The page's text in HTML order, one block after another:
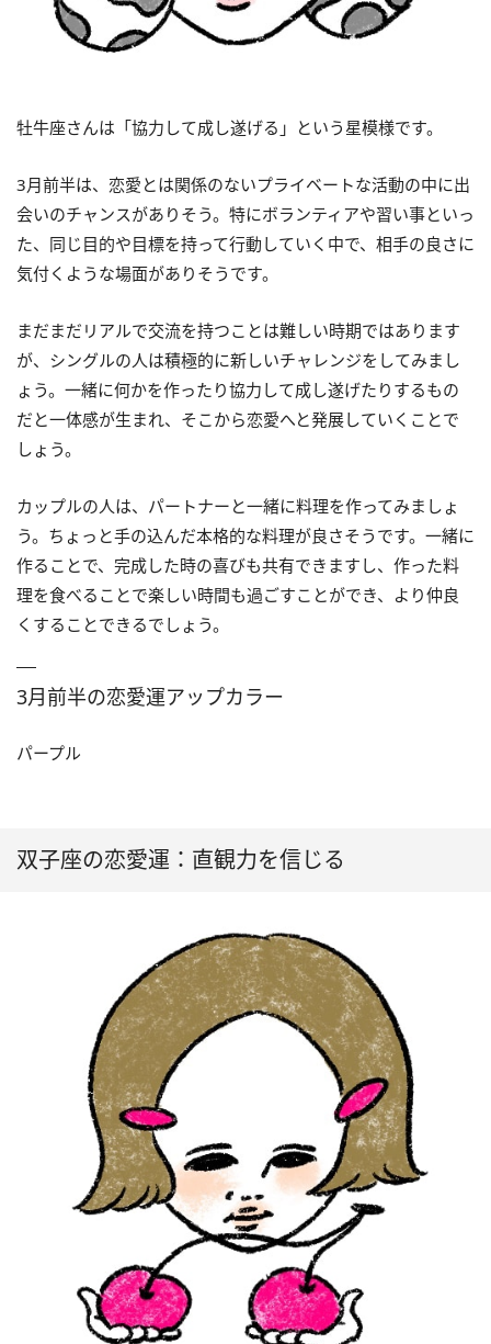
牡牛座さんは「協力して成し遂げる」という星模様です。
3月前半は、恋愛とは関係のないプライベートな活動の中に出
会いのチャンスがありそう。特にボランティアや習い事といっ
た、同じ目的や目標を持って行動していく中で、相手の良さに
気付くような場面がありそうです。
まだまだリアルで交流を持つことは難しい時期ではあります
が、シングルの人は積極的に新しいチャレンジをしてみまし
ょう。一緒に何かを作ったり協力して成し遂げたりするもの
だと一体感が生まれ、そこから恋愛へと発展していくことで
しょう。
カップルの人は、パートナーと一緒に料理を作ってみましょ
う。ちょっと手の込んだ本格的な料理が良さそうです。一緒に
作ることで、完成した時の喜びも共有できますし、作った料
理を食べることで楽しい時間も過ごすことができ、より仲良
くすることできるでしょう。
3月前半の恋愛運アップカラー
パープル
双子座の恋愛運：直観力を信じる